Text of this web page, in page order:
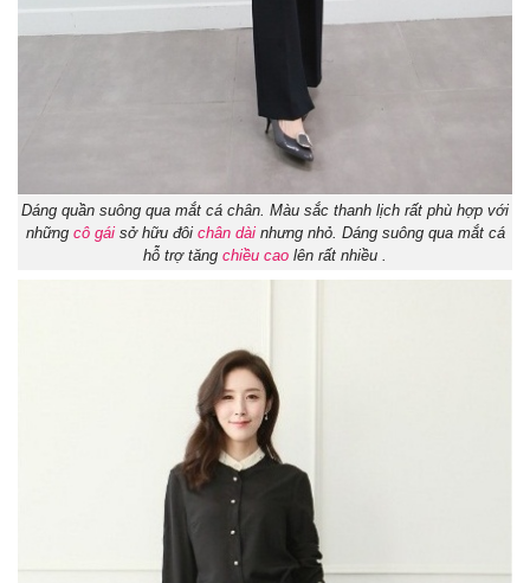
Dáng quần suông qua mắt cá chân. Màu sắc thanh lịch rất phù hợp với
những cô gáisở hữu đôi chân dàinhưng nhỏ. Dáng suông qua mắt cá
hỗ trợ tăng chiều cao lên rất nhiều .